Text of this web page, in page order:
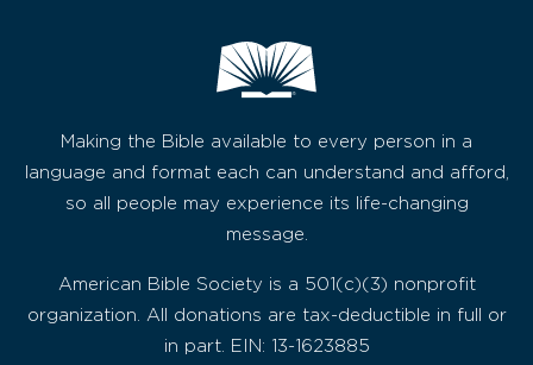
Making the Bible available to every person in a
language and format each can understand and afford,
so all people may experience its life-changing
message.
American Bible Society is a 501(c)(3) nonprofit
organization. All donations are tax-deductible in full or
in part. EIN: 13-1623885